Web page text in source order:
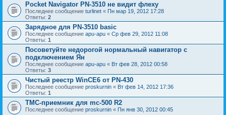
Pocket Navigator PN-3510 не видит флеху
Последнее сообщение turlinet « Пн мар 19, 2012 17:28
Ответы: 2
Зарядное для PN-3510 basic
Последнее сообщение apu-apu « Ср фев 29, 2012 11:08
Ответы: 1
Посоветуйте недорогой нормальный навигатор с
подключением Ян
Последнее сообщение apu-apu « Вт фев 28, 2012 00:58
Ответы: 3
Чистый реестр WinCE6 от PN-430
Последнее сообщение proskurnin « Вт фев 14, 2012 17:36
Ответы: 1
TMC-приемник для mc-500 R2
Последнее сообщение proskurnin « Пн янв 30, 2012 00:45